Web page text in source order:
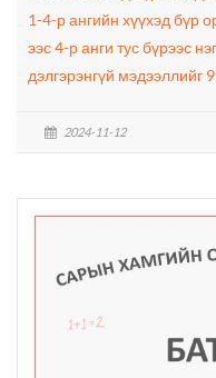
1-4-р ангийн хүүхэд бүр
ээс 4-р анги тус бүрээс
дэлгэрэнгүй мэдээллийг
2024-11-12